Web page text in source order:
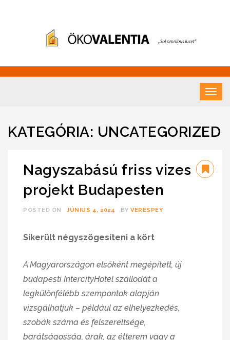
Hidraulika –
"Sol omnibus licet"
KATEGÓRIA: UNCATEGORIZED
Nagyszabású friss vizes
projekt Budapesten
POSTED ON JÚNIUS 4, 2024 BY VERESPEY
Sikerült négyszögesíteni a kört
A Magyarországon elsőként megépített, új
budapesti IntercityHotel szállodát a
legkülönfélébb szempontok alapján
vizsgálhatjuk – például az elhelyezkedés,
szobák száma és felszereltsége,
barátságosság, árak, az étterem vagy a